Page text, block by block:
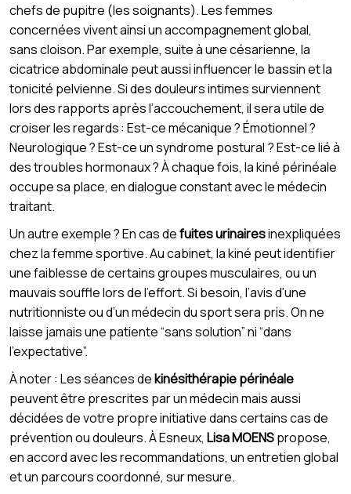
chefs de pupitre (les soignants). Les femmes
concernées vivent ainsi un accompagnement global,
sans cloison. Par exemple, suite à une césarienne, la
cicatrice abdominale peut aussi influencer le bassin et la
tonicité pelvienne. Si des douleurs intimes surviennent
lors des rapports après l’accouchement, il sera utile de
croiser les regards : Est-ce mécanique ? Émotionnel ?
Neurologique ? Est-ce un syndrome postural ? Est-ce lié à
des troubles hormonaux ? À chaque fois, la kiné périnéale
occupe sa place, en dialogue constant avec le médecin
traitant.
Un autre exemple ? En cas defuites urinairesinexpliquées
chez la femme sportive. Au cabinet, la kiné peut identifier
une faiblesse de certains groupes musculaires, ou un
mauvais souffle lors de l’effort. Si besoin, l’avis d’une
nutritionniste ou d’un médecin du sport sera pris. On ne
laisse jamais une patiente “sans solution” ni “dans
l’expectative”.
À noter : Les séances dekinésithérapie périnéale
peuvent être prescrites par un médecin mais aussi
décidées de votre propre initiative dans certains cas de
prévention ou douleurs. À Esneux, Lisa MOENSpropose,
en accord avec les recommandations, un entretien global
et un parcours coordonné, sur mesure.